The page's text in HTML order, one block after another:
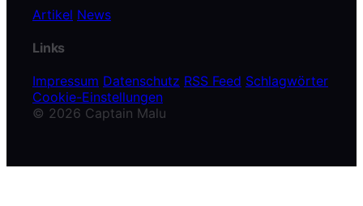
Artikel News
Links
Impressum Datenschutz RSS Feed Schlagwörter
Cookie-Einstellungen
© 2026 Captain Malu